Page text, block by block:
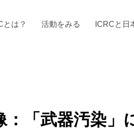
とは？ 活動をみる ICRCと日
：「武器汚染」